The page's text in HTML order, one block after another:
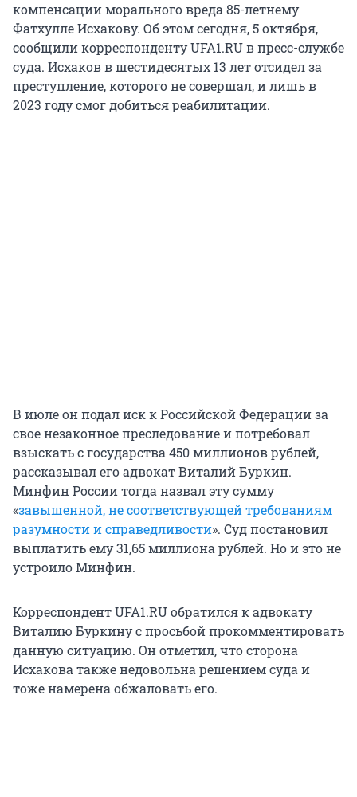
компенсации морального вреда 85-летнему
Фатхулле Исхакову. Об этом сегодня, 5 октября,
сообщили корреспонденту UFA1.RU в пресс-службе
суда. Исхаков в шестидесятых 13 лет отсидел за
преступление, которого не совершал, и лишь в
2023 году смог добиться реабилитации.
В июле он подал иск к Российской Федерации за
свое незаконное преследование и потребовал
взыскать с государства 450 миллионов рублей,
рассказывал его адвокат Виталий Буркин.
Минфин России тогда назвал эту сумму
«завышенной, не соответствующей требованиям
разумности и справедливости». Суд постановил
выплатить ему 31,65 миллиона рублей. Но и это не
устроило Минфин.
Корреспондент UFA1.RU обратился к адвокату
Виталию Буркину с просьбой прокомментировать
данную ситуацию. Он отметил, что сторона
Исхакова также недовольна решением суда и
тоже намерена обжаловать его.